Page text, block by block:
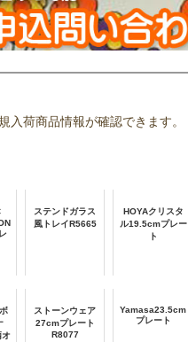
入荷商品情報が確認できます。
ステンドガラス
風トレイR5665
HOYAクリスタ
ル19.5cmプレー
ト
オ
ストーンウェア
27cmプレート
R8077
Yamasa23.5cm
プレート